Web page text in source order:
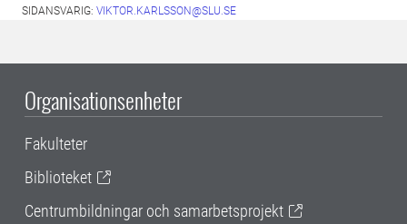
SIDANSVARIG: VIKTOR.KARLSSON@SLU.SE
Organisationsenheter
Fakulteter
Biblioteket
Centrumbildningar och samarbetsprojekt